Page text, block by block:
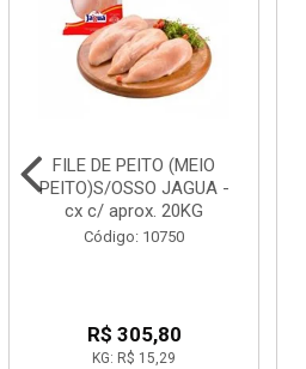
FILE DE PEITO (MEIO
PEITO)S/OSSO JAGUA -
cx c/ aprox. 20KG
Código: 10750
R$ 305,80
KG: R$ 15,29